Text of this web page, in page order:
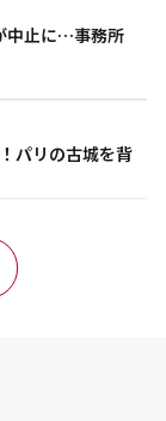
中止に…事務所
パリの古城を背